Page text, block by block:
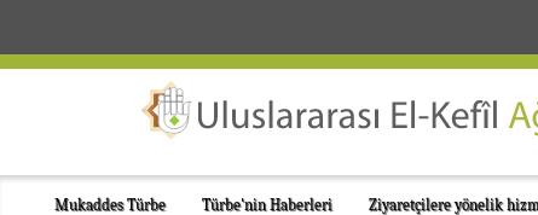
Mukaddes Türbe Türbe'nin Haberleri Ziyaretçilere yönelik